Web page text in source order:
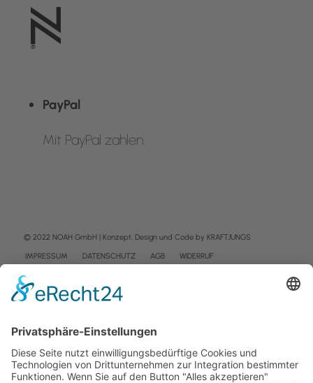
PayPal
Mit PayPal zahlen.
© 2022 NOAH GmbH | Konzept, Design und Code by KRAFTJUNGS
IMPRESSUM DATENSCHUTZ AGB WIDERRUF